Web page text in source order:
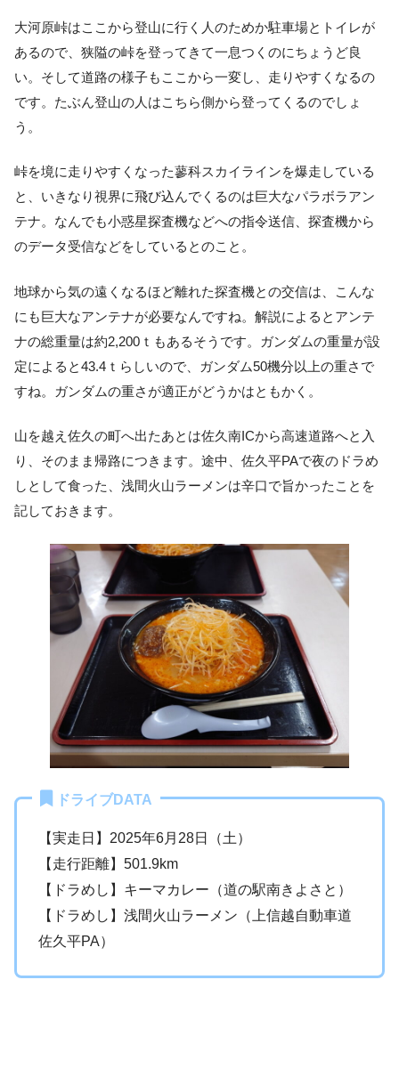
大河原峠はここから登山に行く人のためか駐車場とトイレが
あるので、狭隘の峠を登ってきて一息つくのにちょうど良
い。そして道路の様子もここから一変し、走りやすくなるの
です。たぶん登山の人はこちら側から登ってくるのでしょ
う。
峠を境に走りやすくなった蓼科スカイラインを爆走している
と、いきなり視界に飛び込んでくるのは巨大なパラボラアン
テナ。なんでも小惑星探査機などへの指令送信、探査機から
のデータ受信などをしているとのこと。
地球から気の遠くなるほど離れた探査機との交信は、こんな
にも巨大なアンテナが必要なんですね。解説によるとアンテ
ナの総重量は約2,200ｔもあるそうです。ガンダムの重量が設
定によると43.4ｔらしいので、ガンダム50機分以上の重さで
すね。ガンダムの重さが適正がどうかはともかく。
山を越え佐久の町へ出たあとは佐久南ICから高速道路へと入
り、そのまま帰路につきます。途中、佐久平PAで夜のドラめ
しとして食った、浅間火山ラーメンは辛口で旨かったことを
記しておきます。
ドライブDATA
【実走日】2025年6月28日（土）
【走行距離】501.9km
【ドラめし】キーマカレー（道の駅南きよさと）
【ドラめし】浅間火山ラーメン（上信越自動車道
佐久平PA）